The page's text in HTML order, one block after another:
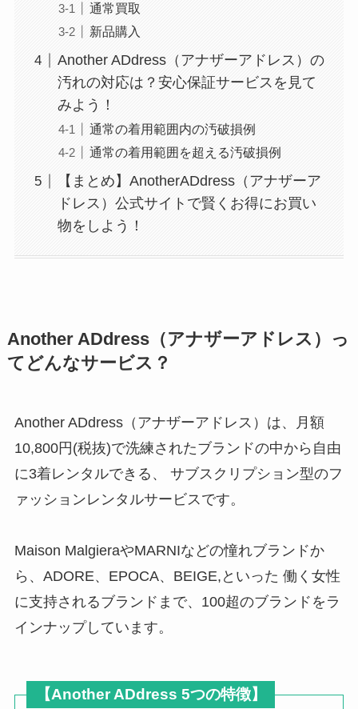
通常買取
新品購入
Another ADdress（アナザーアドレス）の
汚れの対応は？安心保証サービスを見て
みよう！
通常の着用範囲内の汚破損例
通常の着用範囲を超える汚破損例
【まとめ】AnotherADdress（アナザーア
ドレス）公式サイトで賢くお得にお買い
物をしよう！
Another ADdress（アナザーアドレス）っ
てどんなサービス？
Another ADdress（アナザーアドレス）は、月額
10,800円(税抜)で洗練されたブランドの中から自由
に3着レンタルできる、 サブスクリプション型のフ
ァッションレンタルサービスです。
Maison MalgieraやMARNIなどの憧れブランドか
ら、ADORE、EPOCA、BEIGE,といった 働く女性
に支持されるブランドまで、100超のブランドをラ
インナップしています。
【Another ADdress 5つの特徴】